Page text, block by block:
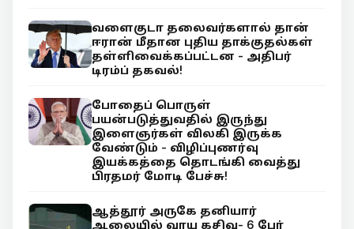
வளைகுடா தலைவர்களால் தான்
ஈரான் மீதான புதிய தாக்குதல்கள்
தள்ளிவைக்கப்பட்டன - அதிபர்
டிரம்ப் தகவல்!
போதைப் பொருள்
பயன்படுத்துவதில் இருந்து
இளைஞர்கள் விலகி இருக்க
வேண்டும் - விழிப்புணர்வு
இயக்கத்தை தொடங்கி வைத்து
பிரதமர் மோடி பேச்சு!
ஆத்தூர் அருகே தனியார்
ஆலையில் வாயு கசிவு- 6 பேர்